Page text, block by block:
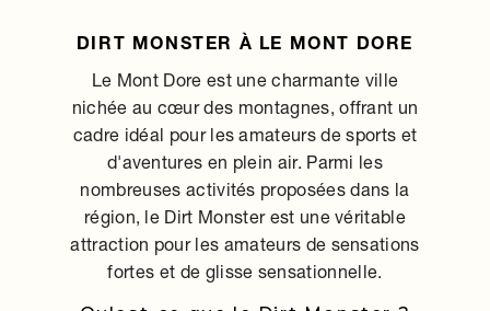
DIRT MONSTER À LE MONT DORE
Le Mont Dore est une charmante ville
nichée au cœur des montagnes, offrant un
cadre idéal pour les amateurs de sports et
d'aventures en plein air. Parmi les
nombreuses activités proposées dans la
région, le Dirt Monster est une véritable
attraction pour les amateurs de sensations
fortes et de glisse sensationnelle.